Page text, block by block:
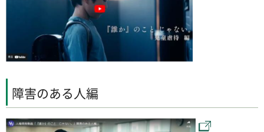
障害のある人編